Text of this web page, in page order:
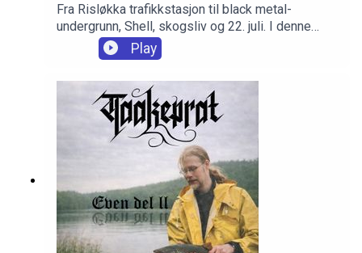
Fra Risløkka trafikkstasjon til black metal-
undergrunn, Shell, skogsliv og 22. juli. I denne
delen av min historie handler det om offentlig
forvaltning, svindel, kaos, musikk, nytt hus og et
Play